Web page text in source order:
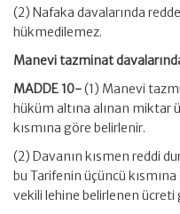
(2) Nafaka davalarında
hükmedilemez.
Manevi tazminat
MADDE 10-(1) Manevi
hüküm altına alınan miktar
kısmına göre belirlenir.
(2) Davanın kısmen reddi
bu Tarifenin üçüncü
vekili lehine belirlenen ücreti